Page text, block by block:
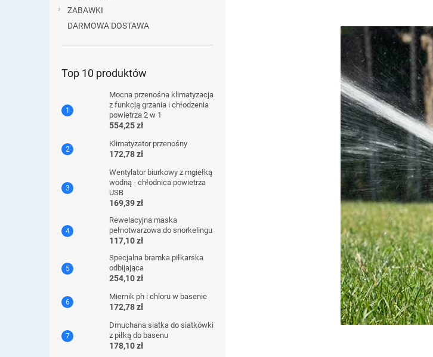
ZABAWKI
DARMOWA DOSTAWA
Top 10 produktów
Mocna przenośna klimatyzacja
z funkcją grzania i chłodzenia
powietrza 2 w 1
554,25 zł
Klimatyzator przenośny
172,78 zł
Wentylator biurkowy z mgiełką
wodną - chłodnica powietrza
USB
169,39 zł
Rewelacyjna maska ​​
pełnotwarzowa do snorkelingu
117,10 zł
Specjalna bramka piłkarska
odbijająca
254,10 zł
Miernik ph i chloru w basenie
172,78 zł
Dmuchana siatka do siatkówki
z piłką do basenu
178,10 zł